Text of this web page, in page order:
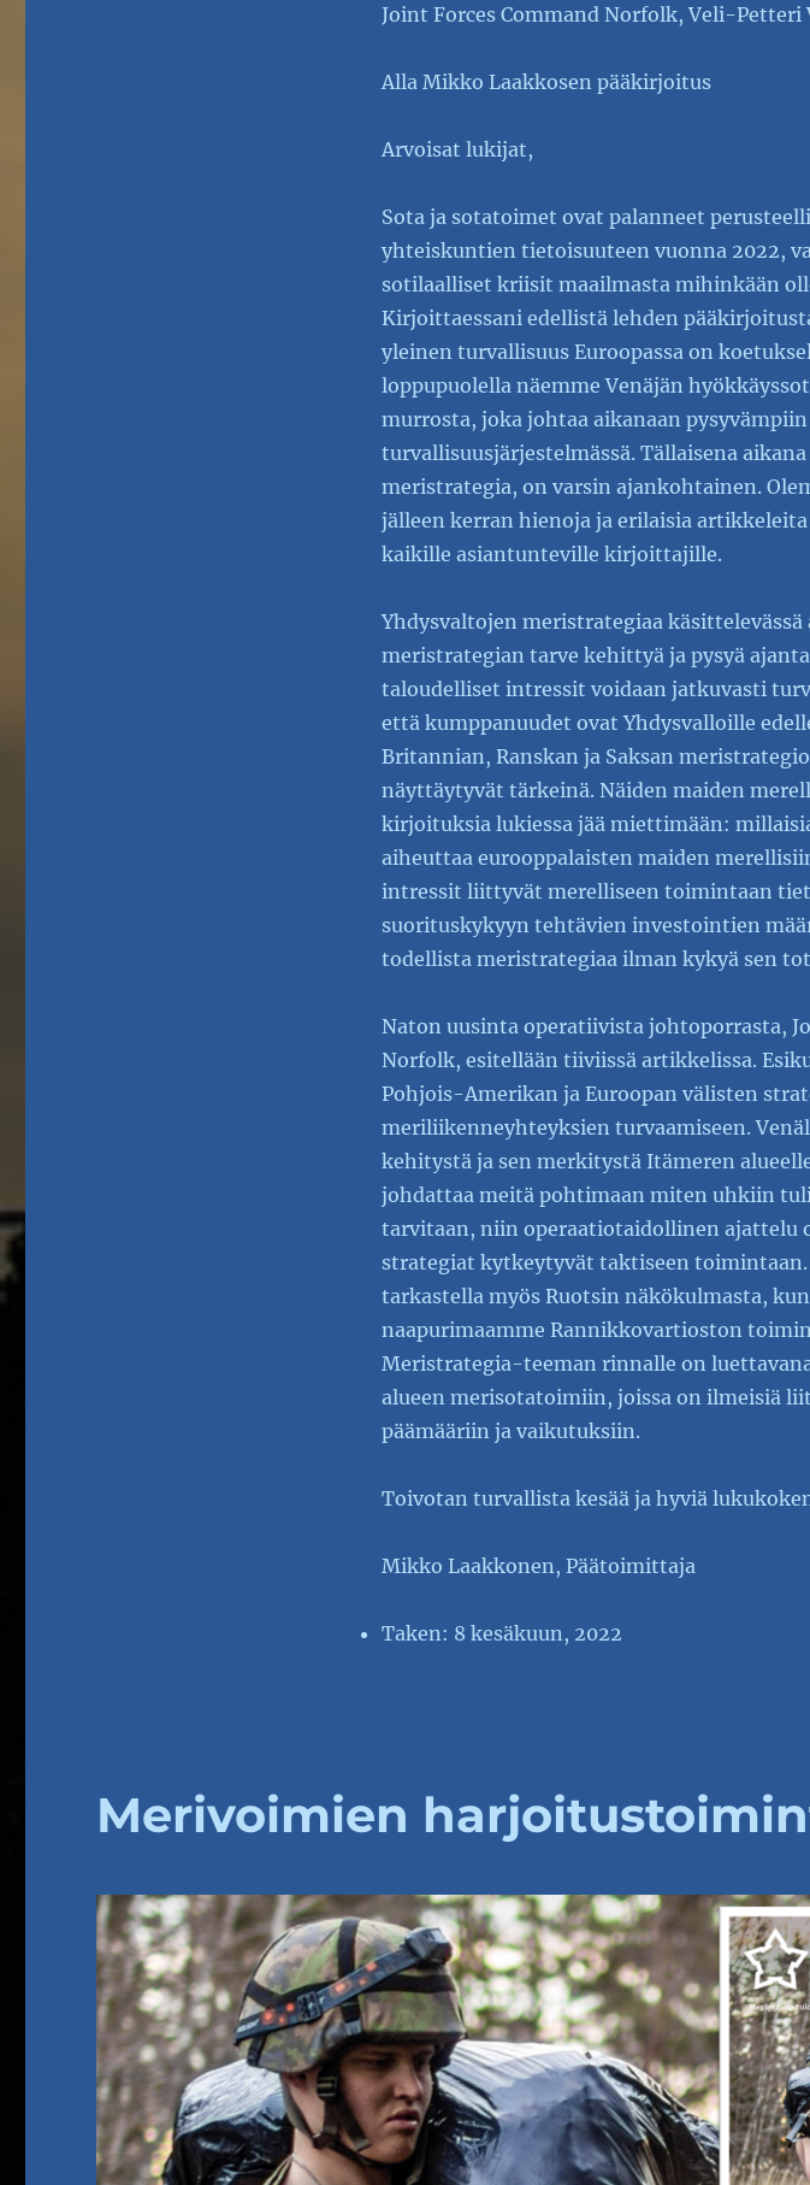
Joint Forces Command Norfolk, Veli-Petteri
Alla Mikko Laakkosen pääkirjoitus
Arvoisat lukijat,
Sota ja sotatoimet ovat palanneet
yhteiskuntien tietoisuuteen vuonna 2022,
sotilaalliset kriisit maailmasta mihinkään
Kirjoittaessani edellistä lehden
yleinen turvallisuus Euroopassa on
loppupuolella näemme Venäjän
murrosta, joka johtaa aikanaan
turvallisuusjärjestelmässä. Tällaisena
meristrategia, on varsin ajankohtainen.
jälleen kerran hienoja ja erilaisia
kaikille asiantunteville kirjoittajille.
Yhdysvaltojen meristrategiaa
meristrategian tarve kehittyä ja pysyä
taloudelliset intressit voidaan jatkuvasti
että kumppanuudet ovat Yhdysvalloille
Britannian, Ranskan ja Saksan
näyttäytyvät tärkeinä. Näiden maiden
kirjoituksia lukiessa jää miettimään:
aiheuttaa eurooppalaisten maiden
intressit liittyvät merelliseen toimintaan
suorituskykyyn tehtävien investointien
todellista meristrategiaa ilman kykyä sen
Naton uusinta operatiivista johtoporrasta,
Norfolk, esitellään tiiviissä artikkelissa.
Pohjois-Amerikan ja Euroopan välisten
meriliikenneyhteyksien turvaamiseen.
kehitystä ja sen merkitystä Itämeren
johdattaa meitä pohtimaan miten uhkiin
tarvitaan, niin operaatiotaidollinen ajattelu
strategiat kytkeytyvät taktiseen
tarkastella myös Ruotsin näkökulmasta,
naapurimaamme Rannikkovartioston
Meristrategia-teeman rinnalle on
alueen merisotatoimiin, joissa on ilmeisiä
päämääriin ja vaikutuksiin.
Toivotan turvallista kesää ja hyviä
Mikko Laakkonen, Päätoimittaja
Taken: 8 kesäkuun, 2022
Merivoimien